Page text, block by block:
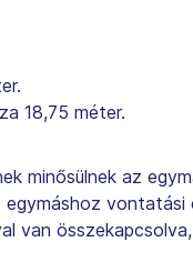
18,75 méter.
minősülnek az
vontatási
van